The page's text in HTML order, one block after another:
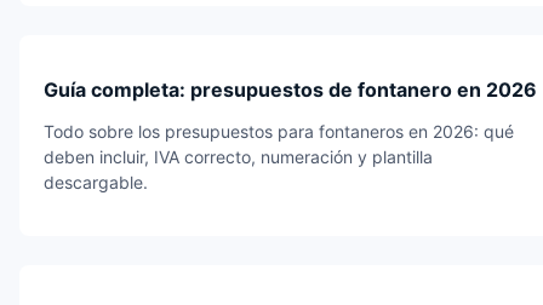
Guía completa: presupuestos de fontanero en 2026
Todo sobre los presupuestos para fontaneros en 2026: qué
deben incluir, IVA correcto, numeración y plantilla
descargable.